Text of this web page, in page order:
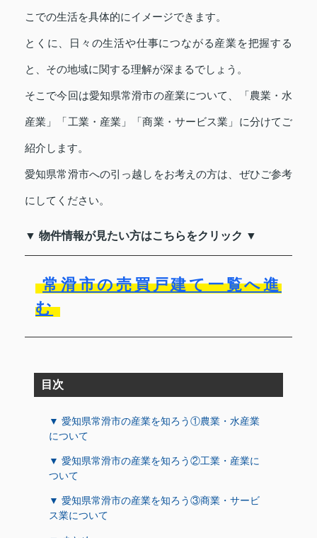
こでの生活を具体的にイメージできます。
とくに、日々の生活や仕事につながる産業を把握する
と、その地域に関する理解が深まるでしょう。
そこで今回は愛知県常滑市の産業について、「農業・水
産業」「工業・産業」「商業・サービス業」に分けてご
紹介します。
愛知県常滑市への引っ越しをお考えの方は、ぜひご参考
にしてください。
▼ 物件情報が見たい方はこちらをクリック ▼
常滑市の売買戸建て一覧へ進
む
目次
▼ 愛知県常滑市の産業を知ろう①農業・水産業
について
▼ 愛知県常滑市の産業を知ろう②工業・産業に
ついて
▼ 愛知県常滑市の産業を知ろう③商業・サービ
ス業について